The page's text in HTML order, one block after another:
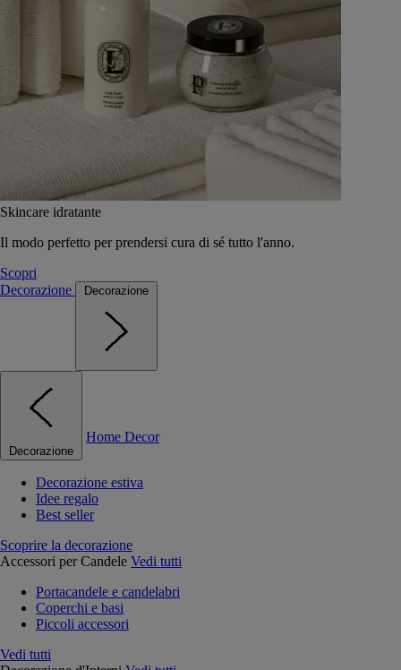
Skincare idratante
Il modo perfetto per prendersi cura di sé tutto l'anno.
Scopri
Decorazione
Decorazione
Decorazione
Home Decor
Decorazione estiva
Idee regalo
Best seller
Scoprire la decorazione
Accessori per Candele Vedi tutti
Portacandele e candelabri
Coperchi e basi
Piccoli accessori
Vedi tutti